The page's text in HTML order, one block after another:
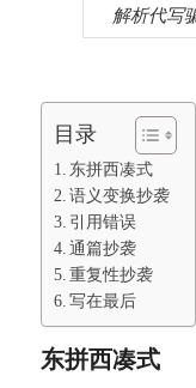
解析代写
目录
东拼西凑式
语义变换抄袭
引用错误
通篇抄袭
重复性抄袭
写在最后
东拼西凑式